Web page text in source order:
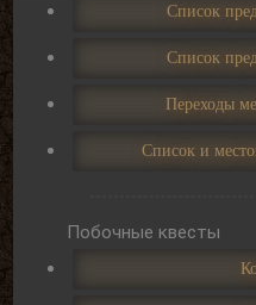
Список
Список
Переходы
Список и
Побочные квесты